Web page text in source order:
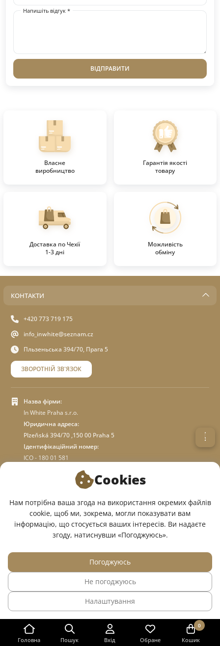
Головна Пошук Вхід Обране
0
Кошик
Напишіть відгук *
ВІДПРАВИТИ
Власне
виробництво
Гарантія якості
товару
Доставка по Чехії
1-3 дні
Можливість
обміну
КОНТАКТИ
+420 773 719 175
info_inwhite@seznam.cz
Пльзеньська 394/70, Прага 5
ЗВОРОТНІЙ ЗВ'ЯЗОК
Назва фірми:
In White Praha s.r.o.
Юридична адреса:
Plzeňská 394/70 ,150 00 Praha 5
Ідентифікаційний номер:
ICO - 180 01 581
ПРО МАГАЗИН
МИ У СОЦМЕРЕЖАХ:
© 2015 — 2026, Інтернет-магазин медичного одягу InWhite.
Сайт створено вSago Group
Cookies
Нам потрібна ваша згода на використання окремих файлів
cookie, щоб ми, зокрема, могли показувати вам
інформацію, що стосується ваших інтересів. Ви надаєте
згоду, натиснувши «Погоджуюсь».
Налаштування
Не погоджуюсь
Погоджуюсь